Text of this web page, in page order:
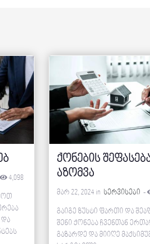
4,098
და
ქონების
აზომვა
მარ 22, 2024 in სერვისები -
გაიგე ზუსტი ფართი და
შენი ქონება ჩვენთან
გაზარდე და მიიღე